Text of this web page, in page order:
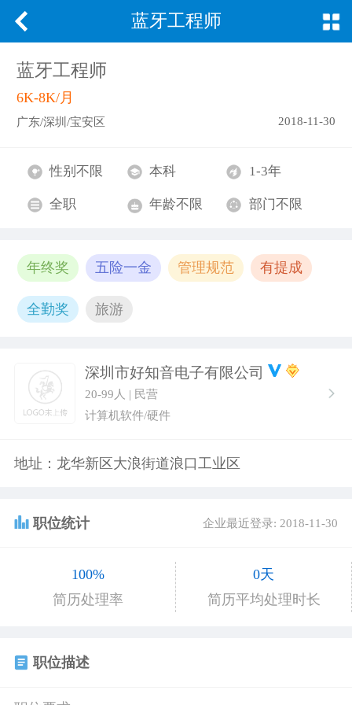
蓝牙工程师
蓝牙工程师
6K-8K/月
广东/深圳/宝安区 2018-11-30
性别不限 本科 1-3年
全职 年龄不限 部门不限
年终奖 五险一金 管理规范 有提成
全勤奖 旅游
深圳市好知音电子有限公司
20-99人 | 民营
计算机软件/硬件
地址：龙华新区大浪街道浪口工业区
职位统计 企业最近登录: 2018-11-30
100%
简历处理率
0天
简历平均处理时长
职位描述